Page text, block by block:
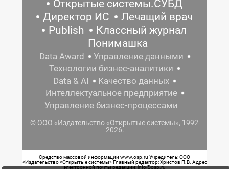
Открытые системы.СУБД
Директор ИС
Лечащий врач
Publish
Классный журнал
Понимашка
Data Award
Управление данными
Технологии бизнес-аналитики
Data & AI
Качество данных
Интеллектуальное предприятие
Управление бизнес-процессами
© ООО «Издательство «Открытые системы», 1992-
2026.
Средство массовой информации www.osp.ru Учредитель: ООО
«Издательство «Открытые системы» Главный редактор: Христов П.В. Адрес
электронной почты редакции: info@osp.ru